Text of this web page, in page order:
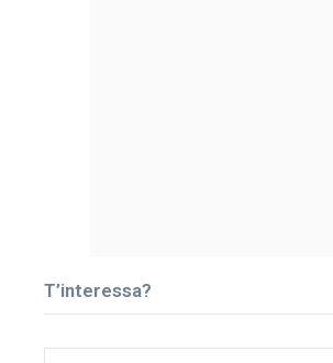
T’interessa?